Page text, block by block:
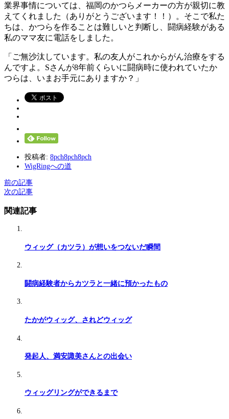
業界事情については、福岡のかつらメーカーの方が親切に教
えてくれました（ありがとうございます！！）。そこで私た
ちは、かつらを作ることは難しいと判断し、闘病経験がある
私のママ友に電話をしました。
「ご無沙汰しています。私の友人がこれからがん治療をする
んですよ。Sさんが8年前くらいに闘病時に使われていたか
つらは、いまお手元にありますか？」
投稿者: 8pch8pch8pch
WigRingへの道
前の記事
次の記事
関連記事
ウィッグ（カツラ）が想いをつないだ瞬間
闘病経験者からカツラと一緒に預かったもの
たかがウィッグ、されどウィッグ
発起人、満安諏美さんとの出会い
ウィッグリングができるまで